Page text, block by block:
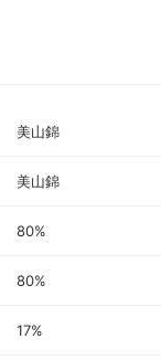
美山錦
美山錦
80%
80%
17%